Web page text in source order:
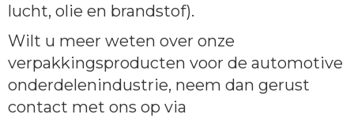
lucht, olie en brandstof).
Wilt u meer weten over onze
verpakkingsproducten voor de automotive
onderdelenindustrie, neem dan gerust
contact met ons op via